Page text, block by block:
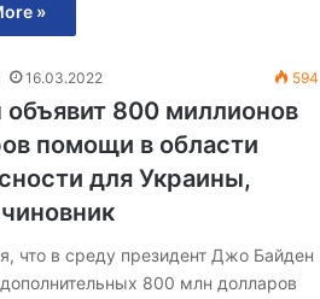
»
16.03.2022 594
объявит 800 миллионов
помощи в области
для Украины,
что в среду президент Джо Байден
800 млн долларов